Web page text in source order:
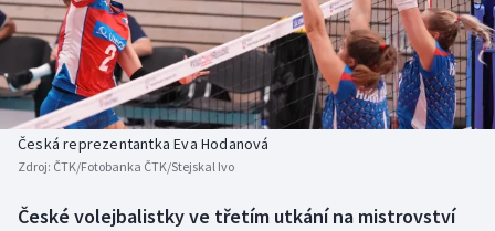
Baseball a softbal
Basketbal
Biatlon
Soutěže
Historické návraty
Aplikace ČT sport
Česká reprezentantka Eva Hodanová
Zdroj: ČTK/Fotobanka ČTK/Stejskal Ivo
České volejbalistky ve třetím utkání na mistrovství